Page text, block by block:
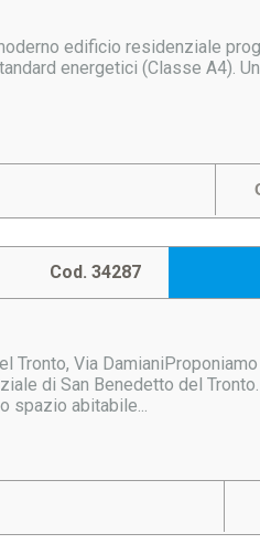
edificio residenziale
energetici (Classe A4).
Cod. 34287
Tronto, Via
di San Benedetto del
spazio abitabile...